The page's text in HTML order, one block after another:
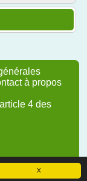
X
à propos
4 des